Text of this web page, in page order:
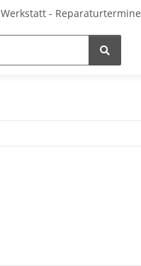
Werkstatt - Reparaturtermine